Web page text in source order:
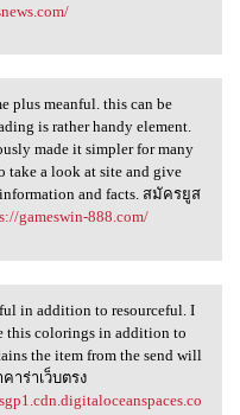
plus
plus meanful. this can be
is rather handy element.
made it simpler for many
take a look at site and give
and facts. สมัครยูส
gameswin-888.com/
in
in addition to resourceful. I
this colorings in addition to
the item from the send will
าร่าเว็บตรง